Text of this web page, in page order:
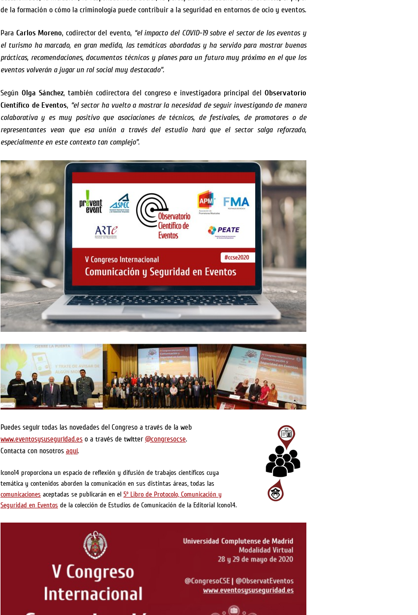
de la formación o cómo la criminología puede contribuir a la seguridad en entornos de ocio y eventos.
Para Carlos Moreno, codirector del evento, “el impacto del COVID-19 sobre el sector de los eventos y
el turismo ha marcado, en gran medida, las temáticas abordadas y ha servido para mostrar buenas
prácticas, recomendaciones, documentos técnicos y planes para un futuro muy próximo en el que los
eventos volverán a jugar un rol social muy destacado”.
Según Olga Sánchez, también codirectora del congreso e investigadora principal delObservatorio
Científico de Eventos, “el sector ha vuelto a mostrar la necesidad de seguir investigando de manera
colaborativa y es muy positivo que asociaciones de técnicos, de festivales, de promotores o de
representantes vean que esa unión a través del estudio hará que el sector salga reforzado,
especialmente en este contexto tan complejo”.
Puedes seguir todas las novedades del Congreso a través de la web
www.eventosysuseguridad.es o a través de twitter @congresocse.
Contacta con nosotros aquí.
Icono14 proporciona un espacio de reflexión y difusión de trabajos científicos cuya
temática y contenidos aborden la comunicación en sus distintas áreas, todas las
comunicaciones aceptadas se publicarán en el 5º Libro de Protocolo, Comunicación y
Seguridad en Eventos de la colección de Estudios de Comunicación de la Editorial Icono14.